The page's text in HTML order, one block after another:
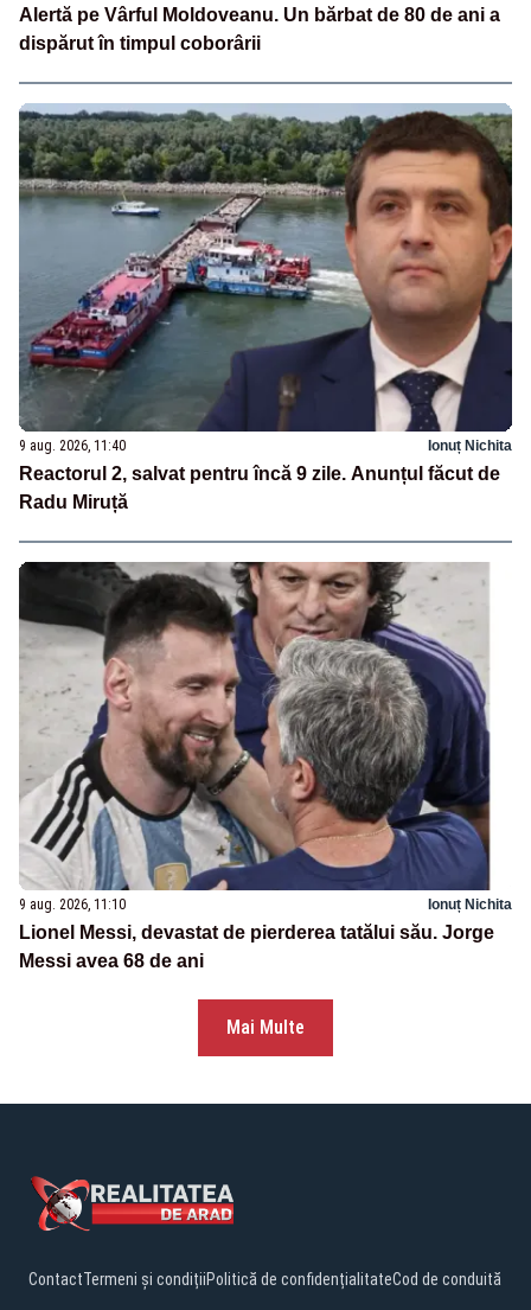
Alertă pe Vârful Moldoveanu. Un bărbat de 80 de ani a
dispărut în timpul coborârii
9 aug. 2026, 11:40 Ionuț Nichita
Reactorul 2, salvat pentru încă 9 zile. Anunțul făcut de
Radu Miruță
9 aug. 2026, 11:10 Ionuț Nichita
Lionel Messi, devastat de pierderea tatălui său. Jorge
Messi avea 68 de ani
Mai Multe
ContactTermeni și condițiiPolitică de confidențialitateCod de conduită